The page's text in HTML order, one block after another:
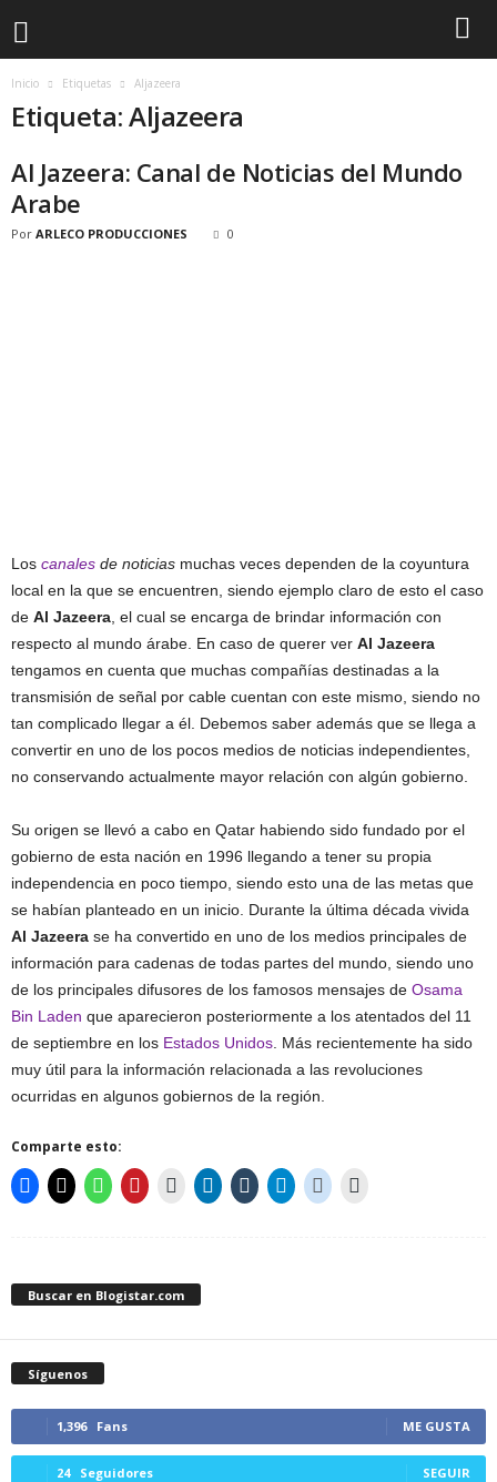
Inicio Etiquetas Aljazeera
Etiqueta: Aljazeera
Al Jazeera: Canal de Noticias del Mundo
Arabe
Por ARLECO PRODUCCIONES 0
Los canales de noticias muchas veces dependen de la coyuntura
local en la que se encuentren, siendo ejemplo claro de esto el caso
de Al Jazeera , el cual se encarga de brindar información con
respecto al mundo árabe. En caso de querer ver Al Jazeera
tengamos en cuenta que muchas compañías destinadas a la
transmisión de señal por cable cuentan con este mismo, siendo no
tan complicado llegar a él. Debemos saber además que se llega a
convertir en uno de los pocos medios de noticias independientes,
no conservando actualmente mayor relación con algún gobierno.
Su origen se llevó a cabo en Qatar habiendo sido fundado por el
gobierno de esta nación en 1996 llegando a tener su propia
independencia en poco tiempo, siendo esto una de las metas que
se habían planteado en un inicio. Durante la última década vivida
Al Jazeera se ha convertido en uno de los medios principales de
información para cadenas de todas partes del mundo, siendo uno
de los principales difusores de los famosos mensajes de Osama
Bin Laden que aparecieron posteriormente a los atentados del 11
de septiembre en los Estados Unidos . Más recientemente ha sido
muy útil para la información relacionada a las revoluciones
ocurridas en algunos gobiernos de la región.
Comparte esto:
Buscar en Blogistar.com
Síguenos
1,396 Fans ME GUSTA
24 Seguidores SEGUIR